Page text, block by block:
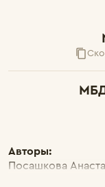
Авторы:
Посашкова
Мамонтова